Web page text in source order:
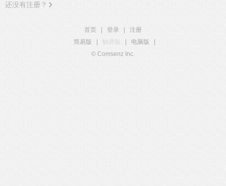
还没有注册？
首页 登录
注册
简易版
触屏版 电脑版
© Comsenz Inc.